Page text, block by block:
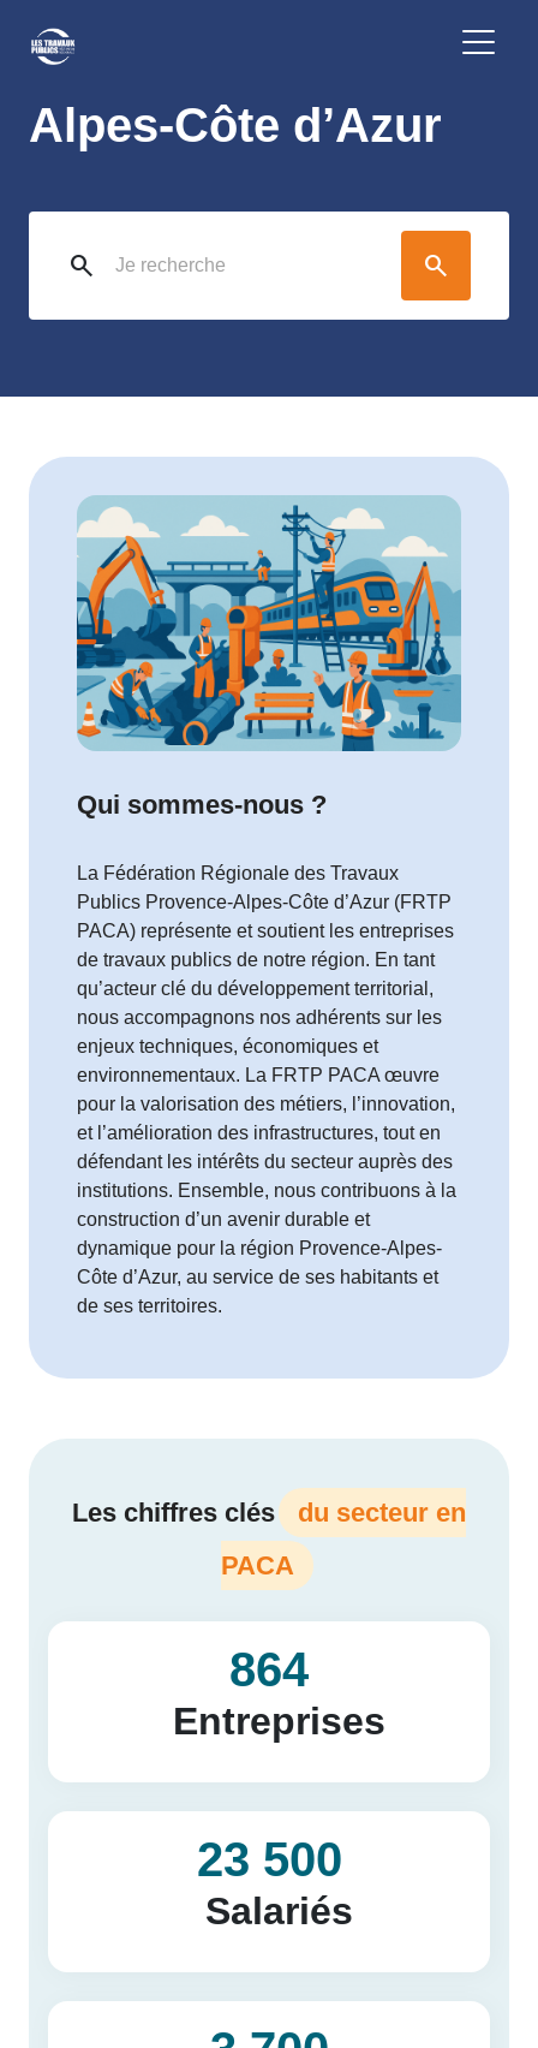
FRTP Provence-
Alpes-Côte d’Azur
search search
Qui sommes-nous ?
La Fédération Régionale des Travaux
Publics Provence-Alpes-Côte d’Azur (FRTP
PACA) représente et soutient les entreprises
de travaux publics de notre région. En tant
qu’acteur clé du développement territorial,
nous accompagnons nos adhérents sur les
enjeux techniques, économiques et
environnementaux. La FRTP PACA œuvre
pour la valorisation des métiers, l’innovation,
et l’amélioration des infrastructures, tout en
défendant les intérêts du secteur auprès des
institutions. Ensemble, nous contribuons à la
construction d’un avenir durable et
dynamique pour la région Provence-Alpes-
Côte d’Azur, au service de ses habitants et
de ses territoires.
Les chiffres clés
du secteur en
PACA
864
Entreprises
23 500
Salariés